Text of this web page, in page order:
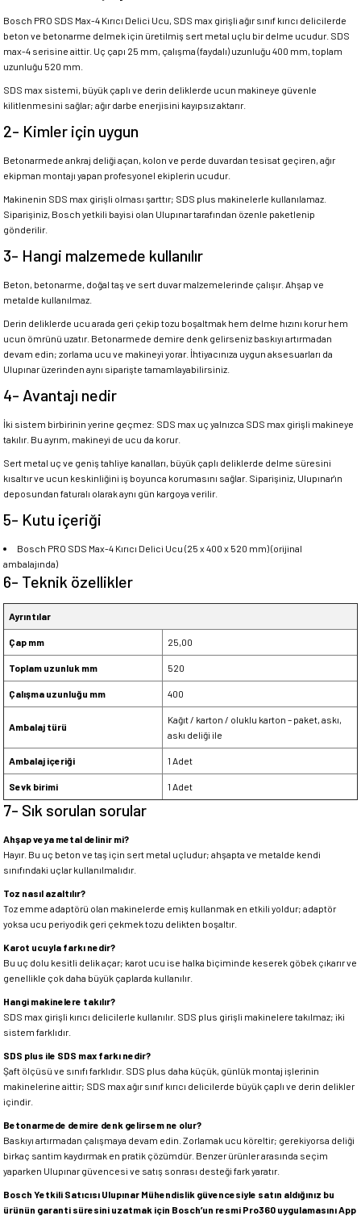
Bosch PRO SDS Max-4 Kırıcı Delici Ucu, SDS max girişli ağır sınıf kırıcı delicilerde
beton ve betonarme delmek için üretilmiş sert metal uçlu bir delme ucudur. SDS
max-4 serisine aittir. Uç çapı 25 mm, çalışma (faydalı) uzunluğu 400 mm, toplam
uzunluğu 520 mm.
SDS max sistemi, büyük çaplı ve derin deliklerde ucun makineye güvenle
kilitlenmesini sağlar; ağır darbe enerjisini kayıpsız aktarır.
2- Kimler için uygun
Betonarmede ankraj deliği açan, kolon ve perde duvardan tesisat geçiren, ağır
ekipman montajı yapan profesyonel ekiplerin ucudur.
Makinenin SDS max girişli olması şarttır; SDS plus makinelerle kullanılamaz.
Siparişiniz, Bosch yetkili bayisi olan Ulupınar tarafından özenle paketlenip
gönderilir.
3- Hangi malzemede kullanılır
Beton, betonarme, doğal taş ve sert duvar malzemelerinde çalışır. Ahşap ve
metalde kullanılmaz.
Derin deliklerde ucu arada geri çekip tozu boşaltmak hem delme hızını korur hem
ucun ömrünü uzatır. Betonarmede demire denk gelirseniz baskıyı artırmadan
devam edin; zorlama ucu ve makineyi yorar. İhtiyacınıza uygun aksesuarları da
Ulupınar üzerinden aynı siparişte tamamlayabilirsiniz.
4- Avantajı nedir
İki sistem birbirinin yerine geçmez: SDS max uç yalnızca SDS max girişli makineye
takılır. Bu ayrım, makineyi de ucu da korur.
Sert metal uç ve geniş tahliye kanalları, büyük çaplı deliklerde delme süresini
kısaltır ve ucun keskinliğini iş boyunca korumasını sağlar. Siparişiniz, Ulupınar'ın
deposundan faturalı olarak aynı gün kargoya verilir.
5- Kutu içeriği
Bosch PRO SDS Max-4 Kırıcı Delici Ucu (25 x 400 x 520 mm) (orijinal
ambalajında)
6- Teknik özellikler
Ayrıntılar
Çap mm 25,00
Toplam uzunluk mm 520
Çalışma uzunluğu mm 400
Ambalaj türü
Kağıt / karton / oluklu karton – paket, askı,
askı deliği ile
Ambalaj içeriği 1 Adet
Sevk birimi 1 Adet
7- Sık sorulan sorular
Ahşap veya metal delinir mi?
Hayır. Bu uç beton ve taş için sert metal uçludur; ahşapta ve metalde kendi
sınıfındaki uçlar kullanılmalıdır.
Toz nasıl azaltılır?
Toz emme adaptörü olan makinelerde emiş kullanmak en etkili yoldur; adaptör
yoksa ucu periyodik geri çekmek tozu delikten boşaltır.
Karot ucuyla farkı nedir?
Bu uç dolu kesitli delik açar; karot ucu ise halka biçiminde keserek göbek çıkarır ve
genellikle çok daha büyük çaplarda kullanılır.
Hangi makinelere takılır?
SDS max girişli kırıcı delicilerle kullanılır. SDS plus girişli makinelere takılmaz; iki
sistem farklıdır.
SDS plus ile SDS max farkı nedir?
Şaft ölçüsü ve sınıfı farklıdır. SDS plus daha küçük, günlük montaj işlerinin
makinelerine aittir; SDS max ağır sınıf kırıcı delicilerde büyük çaplı ve derin delikler
içindir.
Betonarmede demire denk gelirsem ne olur?
Baskıyı artırmadan çalışmaya devam edin. Zorlamak ucu köreltir; gerekiyorsa deliği
birkaç santim kaydırmak en pratik çözümdür. Benzer ürünler arasında seçim
yaparken Ulupınar güvencesi ve satış sonrası desteği fark yaratır.
Bosch Yetkili Satıcısı Ulupınar Mühendislik güvencesiyle satın aldığınız bu
ürünün garanti süresini uzatmak için Bosch’un resmi Pro360 uygulamasını App